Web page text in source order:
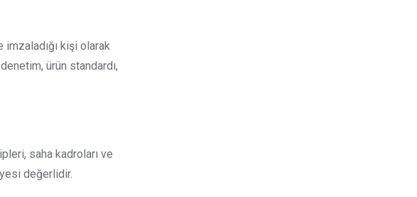
imzaladığı kişi olarak
ürün standardı,
saha kadroları ve
değerlidir.